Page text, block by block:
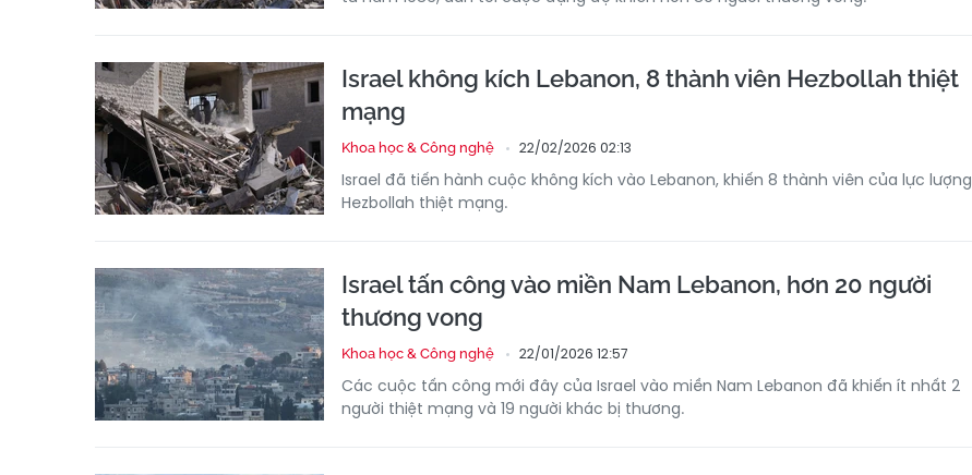
Israel không kích Lebanon, 8 thành viên Hezbollah thiệt
mạng
Khoa học & Công nghệ 22/02/2026 02:13
Israel đã tiến hành cuộc không kích vào Lebanon, khiến 8 thành viên của lực lượng
Hezbollah thiệt mạng.
Israel tấn công vào miền Nam Lebanon, hơn 20 người
thương vong
Khoa học & Công nghệ 22/01/2026 12:57
Các cuộc tấn công mới đây của Israel vào miền Nam Lebanon đã khiến ít nhất 2
người thiệt mạng và 19 người khác bị thương.